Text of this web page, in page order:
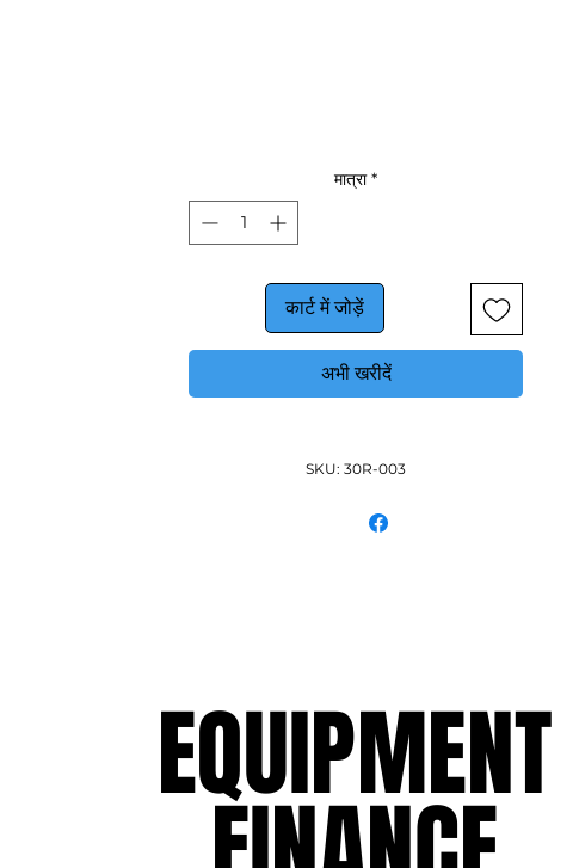
मात्रा *
कार्ट में जोड़ें
अभी खरीदें
SKU: 30R-003
EQUIPMENT
EQUIPMENT